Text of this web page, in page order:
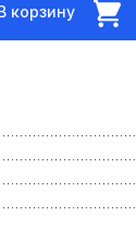
корзину